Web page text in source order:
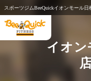
スポーツジムBeeQuickイオンモール
イオン